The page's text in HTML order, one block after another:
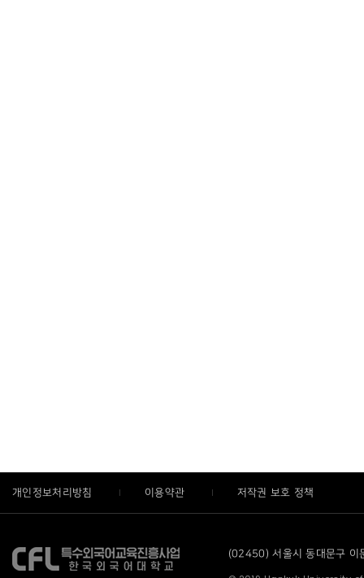
개인정보처리방침 이용약관 저작권 보호 정책
(02450) 서울시 동대문구